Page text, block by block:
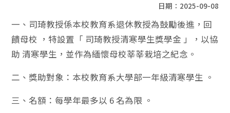
日期：2025-09-08
一、司琦教授係本校教育系退休教授為鼓勵後進，回
饋母校 ，特設置「 司琦教授清寒學生獎學金 」，以協
助 清寒學生，並作為緬懷母校莘莘栽培之紀念。
二、獎助對象：本校教育系大學部一年級清寒學生 。
三、名額：每學年最多以 6 名為限 。